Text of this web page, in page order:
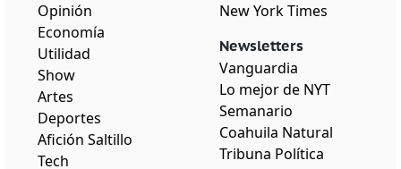
Opinión
Economía
Utilidad
Show
Artes
Deportes
Afición Saltillo
Tech
New York Times
Newsletters
Vanguardia
Lo mejor de NYT
Semanario
Coahuila Natural
Tribuna Política